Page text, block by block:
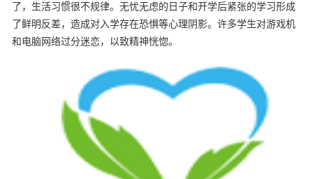
了，生活习惯很不规律。无忧无虑的日子和开学后紧张的学习形成
了鲜明反差，造成对入学存在恐惧等心理阴影。许多学生对游戏机
和电脑网络过分迷恋，以致精神恍惚。